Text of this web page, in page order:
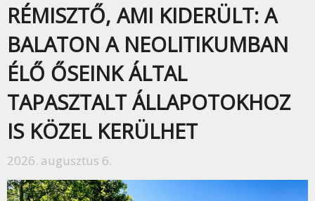
RÉMISZTŐ, AMI KIDERÜLT: A
BALATON A NEOLITIKUMBAN
ÉLŐ ŐSEINK ÁLTAL
TAPASZTALT ÁLLAPOTOKHOZ
IS KÖZEL KERÜLHET
2026. augusztus 6.